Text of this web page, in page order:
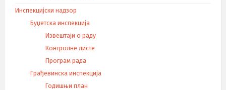
Инспекцијски надзор
Буџетска инспекција
Извештаји о раду
Контролне листе
Програм рада
Грађевинска инспекција
Годишњи план